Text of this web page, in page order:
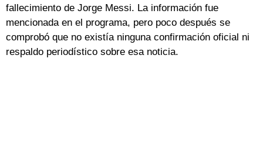
fallecimiento de Jorge Messi. La información fue
mencionada en el programa, pero poco después se
comprobó que no existía ninguna confirmación oficial ni
respaldo periodístico sobre esa noticia.